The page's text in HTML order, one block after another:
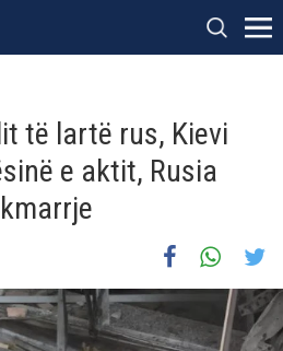
të lartë rus, Kievi
e aktit, Rusia